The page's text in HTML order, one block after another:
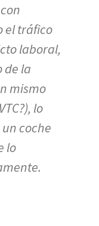
el tráfico
laboral,
de la
mismo
lo
coche
lo